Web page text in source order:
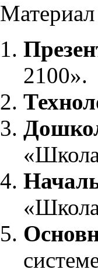
2100».